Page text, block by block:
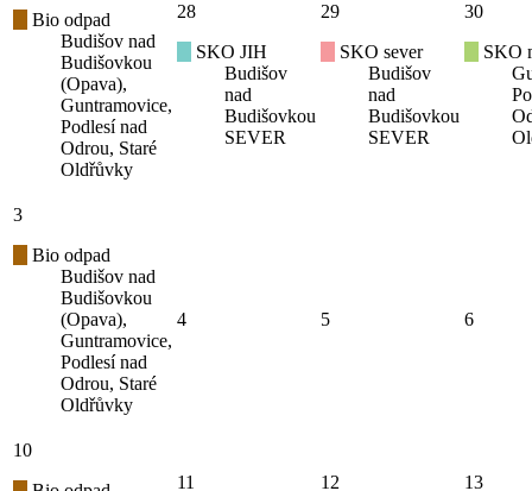
Bio odpad
Budišov nad
Budišovkou
(Opava),
Guntramovice,
Podlesí nad
Odrou, Staré
Oldřůvky
28
SKO JIH
Budišov
nad
Budišovkou
SEVER
29
SKO sever
Budišov
nad
Budišovkou
SEVER
30
SKO
3
Bio odpad
Budišov nad
Budišovkou
(Opava),
Guntramovice,
Podlesí nad
Odrou, Staré
Oldřůvky
4 5 6
10
11 12 13